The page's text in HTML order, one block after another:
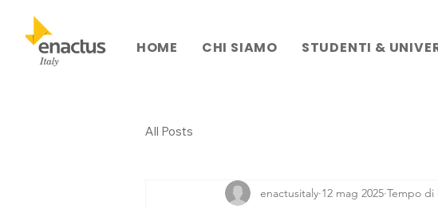
HOME CHI SIAMO STUDENTI &
All Posts
enactusitaly 12 mag 2025 Tempo di